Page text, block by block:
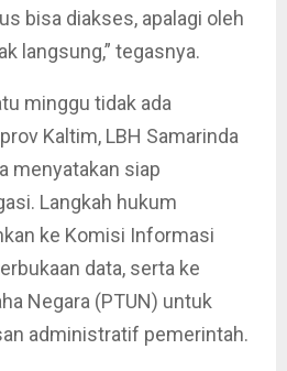
bisa diakses, apalagi oleh
langsung,” tegasnya.
minggu tidak ada
Kaltim, LBH Samarinda
menyatakan siap
Langkah hukum
ke Komisi Informasi
data, serta ke
Negara (PTUN) untuk
administratif pemerintah.